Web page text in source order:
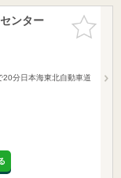
お気に入
りに追加
ンター
20分日本海東北自動車道